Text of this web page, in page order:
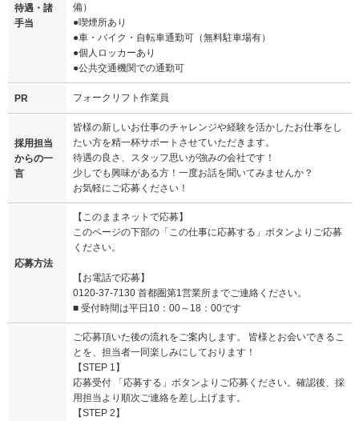
待遇・諸
手当
備）
●喫煙所あり
●車・バイク・自転車通勤可（無料駐車場有）
●個人ロッカーあり
●公共交通機関での通勤可
PR フォークリフト作業員
採用担当
からの一
言
皆様の新しいお仕事のチャレンジや経験を活かしたお仕事をし
たい方を精一杯サポートさせていただきます。
待遇の良さ、スタッフ思いが強みの会社です！
少しでも興味がある方！一度お話を聞いてみませんか？
お気軽にご応募ください！
応募方法
【このままネットで応募】
このページの下部の「この仕事に応募する」ボタンよりご応募
ください。
【お電話で応募】
0120-37-7130 首都圏第1営業所までご連絡ください。
■ 受付時間は平日10：00～18：00です
ご応募頂いた後の流れをご案内します。 皆様とお会いできるこ
とを、担当者一同楽しみにしております！
【STEP 1】
応募受付 「応募する」ボタンよりご応募ください。確認後、採
用担当より順次ご連絡を差し上げます。
【STEP 2】